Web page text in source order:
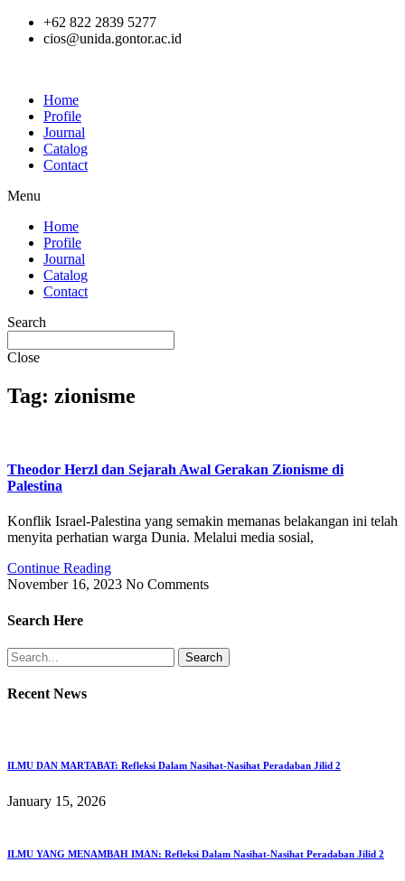
Skip
+62 822 2839 5277
cios@unida.gontor.ac.id
Home
Profile
Journal
Catalog
Contact
Menu
Home
Profile
Journal
Catalog
Contact
Search
Close
Tag: zionisme
Theodor Herzl dan Sejarah Awal Gerakan Zionisme di
Palestina
Konflik Israel-Palestina yang semakin memanas belakangan ini telah
menyita perhatian warga Dunia. Melalui media sosial,
Continue Reading
November 16, 2023 No Comments
Search Here
Search
Recent News
ILMU DAN MARTABAT: Refleksi Dalam Nasihat-Nasihat Peradaban Jilid 2
January 15, 2026
ILMU YANG MENAMBAH IMAN: Refleksi Dalam Nasihat-Nasihat Peradaban Jilid 2